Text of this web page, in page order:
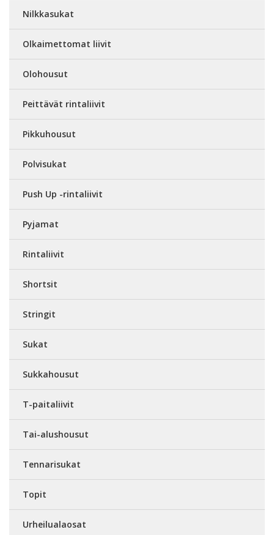
Nilkkasukat
Olkaimettomat liivit
Olohousut
Peittävät rintaliivit
Pikkuhousut
Polvisukat
Push Up -rintaliivit
Pyjamat
Rintaliivit
Shortsit
Stringit
Sukat
Sukkahousut
T-paitaliivit
Tai-alushousut
Tennarisukat
Topit
Urheilualaosat